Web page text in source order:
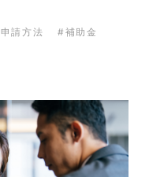
お問い合わせ
申請方法 補助金